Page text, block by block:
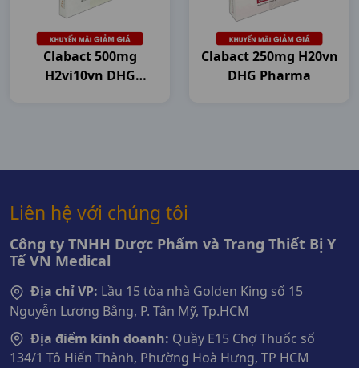
Clabact 500mg
H2vi10vn DHG
Clabact 250mg H20vn
DHG Pharma
Liên hệ với chúng tôi
Công ty TNHH Dược Phẩm và Trang Thiết Bị Y
Tế VN Medical
Địa chỉ VP: Lầu 15 tòa nhà Golden King số 15
Nguyễn Lương Bằng, P. Tân Mỹ, Tp.HCM
Địa điểm kinh doanh: Quầy E15 Chợ Thuốc số
134/1 Tô Hiến Thành, Phường Hoà Hưng, TP HCM